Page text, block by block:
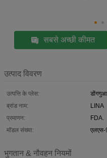
सबसे अच्छी कीमत
उत्पाद विवरण
उत्पत्ति के प्लेस:
ब्रांड नाम:
LINA
प्रमाणन:
FDA.
मॉडल संख्या:
एलएस-
भुगतान & नौवहन नियमों